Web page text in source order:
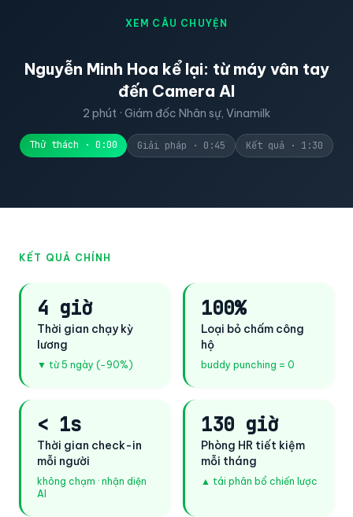
XEM CÂU CHUYỆN
📷
Vinamilk — Camera AI check-in tại lễ tân
Nguyễn Minh Hoa kể lại: từ máy vân tay
đến Camera AI
2 phút · Giám đốc Nhân sự, Vinamilk
Thử thách · 0:00 Giải pháp · 0:45 Kết quả · 1:30
KẾT QUẢ CHÍNH
4 giờ
Thời gian chạy kỳ
lương
▼ từ 5 ngày (−90%)
100%
Loại bỏ chấm công
hộ
buddy punching = 0
< 1s
Thời gian check-in
mỗi người
không chạm · nhận diện
AI
130 giờ
Phòng HR tiết kiệm
mỗi tháng
▲ tái phân bổ chiến lược